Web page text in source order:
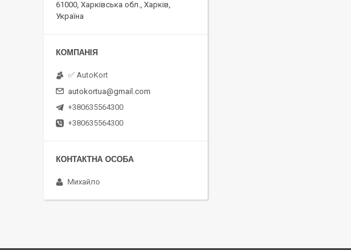
61000, Харківська обл., Харків,
Україна
✅ AutoKort
autokortua@gmail.com
+380635564300
+380635564300
Михайло